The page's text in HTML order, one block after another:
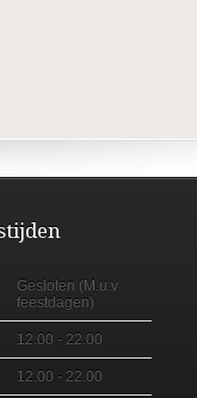
Gesloten (M.u.v
feestdagen)
12.00 - 22.00
12.00 - 22.00